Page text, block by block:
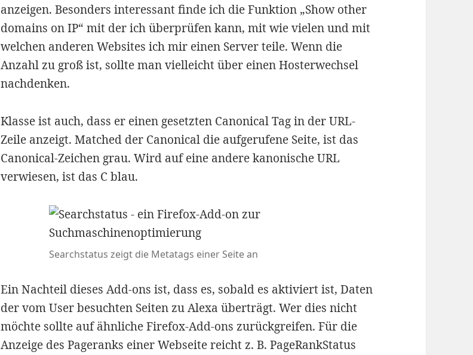
anzeigen. Besonders interessant finde ich die Funktion „Show other
domains on IP“ mit der ich überprüfen kann, mit wie vielen und mit
welchen anderen Websites ich mir einen Server teile. Wenn die
Anzahl zu groß ist, sollte man vielleicht über einen Hosterwechsel
nachdenken.
Klasse ist auch, dass er einen gesetzten Canonical Tag in der URL-
Zeile anzeigt. Matched der Canonical die aufgerufene Seite, ist das
Canonical-Zeichen grau. Wird auf eine andere kanonische URL
verwiesen, ist das C blau.
Searchstatus zeigt die Metatags einer Seite an
Ein Nachteil dieses Add-ons ist, dass es, sobald es aktiviert ist, Daten
der vom User besuchten Seiten zu Alexa überträgt. Wer dies nicht
möchte sollte auf ähnliche Firefox-Add-ons zurückgreifen. Für die
Anzeige des Pageranks einer Webseite reicht z. B. PageRankStatus